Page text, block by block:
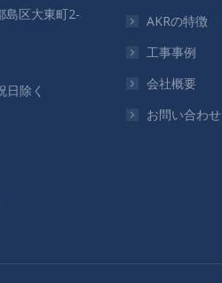
島区大東町2-
日除く
AKRの特徴
工事事例
会社概要
お問い合わせ